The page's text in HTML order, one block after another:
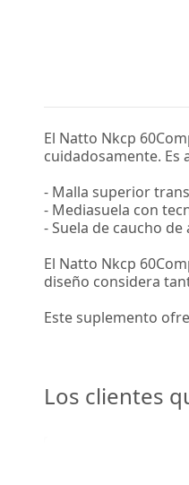
El Natto Nkcp
cuidadosamente.
- Malla superior
- Mediasuela con
- Suela de caucho
El Natto Nkcp
diseño considera
Este suplemento
Los clientes